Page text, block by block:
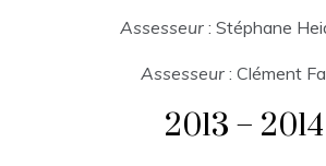
Assesseur: Stéphane
Assesseur : Clément
2013 – 2014